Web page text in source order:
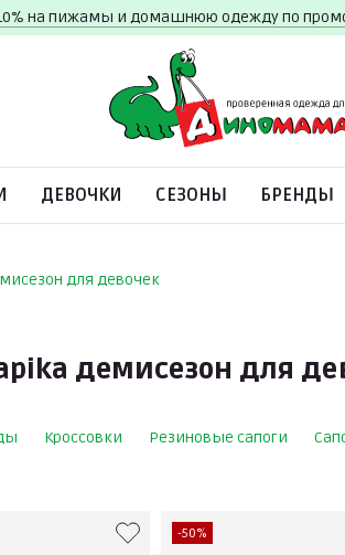
на пижамы и домашнюю одежду по
ДЕВОЧКИ СЕЗОНЫ БРЕНДЫ
для девочек
демисезон для
Кроссовки Резиновые сапоги
-50%